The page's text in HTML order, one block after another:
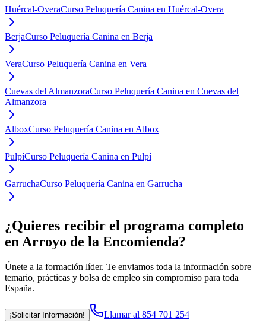
Huércal-OveraCurso Peluquería Canina en Huércal-Overa
BerjaCurso Peluquería Canina en Berja
VeraCurso Peluquería Canina en Vera
Cuevas del AlmanzoraCurso Peluquería Canina en Cuevas del
Almanzora
AlboxCurso Peluquería Canina en Albox
PulpíCurso Peluquería Canina en Pulpí
GarruchaCurso Peluquería Canina en Garrucha
¿Quieres recibir el programa completo
en Arroyo de la Encomienda?
Únete a la formación líder. Te enviamos toda la información sobre
temario, prácticas y bolsa de empleo sin compromiso para toda
España.
¡Solicitar Información! Llamar al 854 701 254